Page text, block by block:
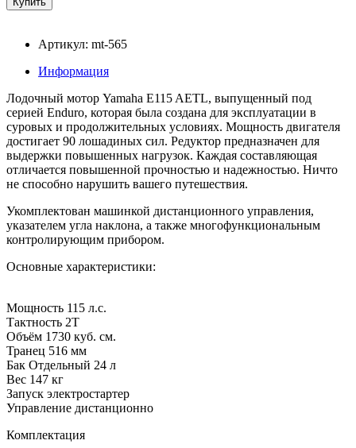
Артикул: mt-565
Информация
Лодочный мотор Yamaha E115 AETL, выпущенный под
серией Enduro, которая была создана для эксплуатации в
суровых и продолжительных условиях. Мощность двигателя
достигает 90 лошадиных сил. Редуктор предназначен для
выдержки повышенных нагрузок. Каждая составляющая
отличается повышенной прочностью и надежностью. Ничто
не способно нарушить вашего путешествия.
Укомплектован машинкой дистанционного управления,
указателем угла наклона, а также многофункциональным
контролирующим прибором.
Основные характеристики:
Мощность 115 л.с.
Тактность 2Т
Объём 1730 куб. см.
Транец 516 мм
Бак Отдельный 24 л
Вес 147 кг
Запуск электростартер
Управление дистанционно
Комплектация